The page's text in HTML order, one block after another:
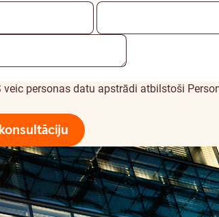
veic personas datu apstrādi atbilstoši